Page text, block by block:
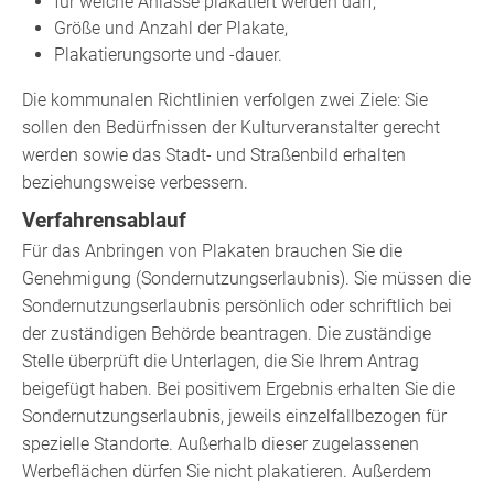
Größe und Anzahl der Plakate,
Plakatierungsorte und -dauer.
Die kommunalen Richtlinien verfolgen zwei Ziele: Sie
sollen den Bedürfnissen der Kulturveranstalter gerecht
werden sowie das Stadt- und Straßenbild erhalten
beziehungsweise verbessern.
Verfahrensablauf
Für das Anbringen von Plakaten brauchen Sie die
Genehmigung (Sondernutzungserlaubnis). Sie müssen die
Sondernutzungserlaubnis persönlich oder schriftlich bei
der zuständigen Behörde beantragen. Die zuständige
Stelle überprüft die Unterlagen, die Sie Ihrem Antrag
beigefügt haben. Bei positivem Ergebnis erhalten Sie die
Sondernutzungserlaubnis, jeweils einzelfallbezogen für
spezielle Standorte. Außerhalb dieser zugelassenen
Werbeflächen dürfen Sie nicht plakatieren. Außerdem